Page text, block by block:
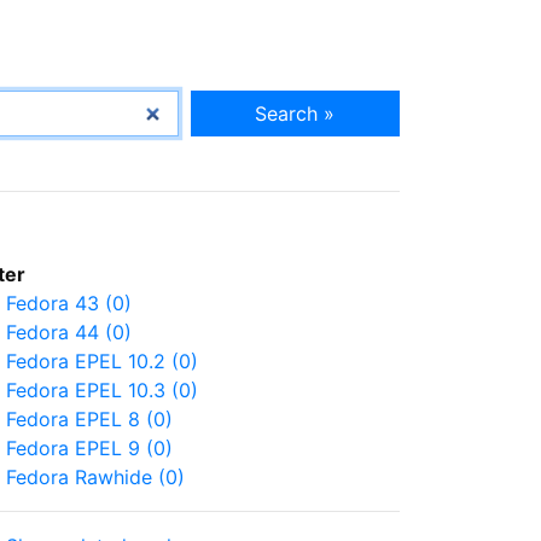
Search »
Fedora 43 (0)
Fedora 44 (0)
Fedora EPEL 10.2 (0)
Fedora EPEL 10.3 (0)
Fedora EPEL 8 (0)
Fedora EPEL 9 (0)
Fedora Rawhide (0)